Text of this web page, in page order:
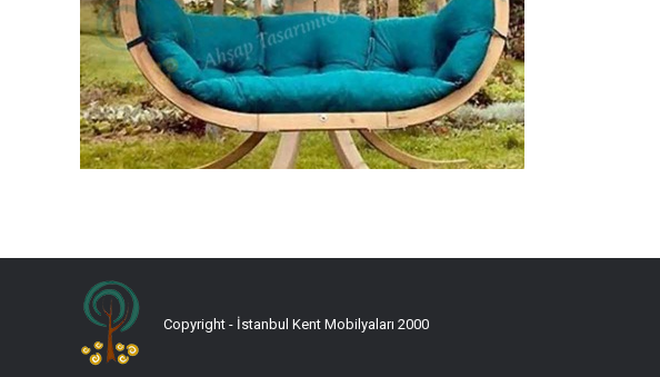
Copyright - İstanbul Kent Mobilyaları 2000